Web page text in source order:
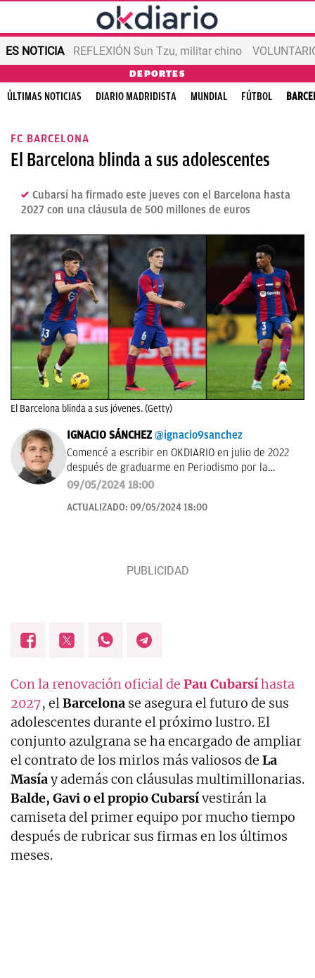
ES NOTICIA REFLEXIÓN Sun Tzu, militar chino
DEPORTES
ÚLTIMAS NOTICIAS DIARIO MADRIDISTA MUNDIAL FÚTBOL
FC BARCELONA
El Barcelona blinda a sus adolescentes
Cubarsí ha firmado este jueves con el Barcelona hasta
2027 con una cláusula de 500 millones de euros
El Barcelona blinda a sus jóvenes. (Getty)
IGNACIO SÁNCHEZ @ignacio9sanchez
Comencé a escribir en OKDIARIO en julio de 2022
después de graduarme en Periodismo por la
Universidad Carlos III de Madrid.
09/05/2024 18:00
ACTUALIZADO: 09/05/2024 18:00
Con la renovación oficial de Pau Cubarsíhasta
2027, elBarcelona se asegura el futuro de sus
adolescentes durante el próximo lustro. El
conjunto azulgrana se ha encargado de ampliar
el contrato de los mirlos más valiosos de La
Masíay además con cláusulas multimillonarias.
Balde, Gavi o el propio Cubarsívestirán la
camiseta del primer equipo por mucho tiempo
después de rubricar sus firmas en los últimos
meses.